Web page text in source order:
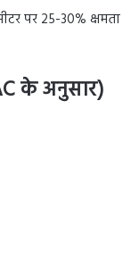
पर 25-30% क्षमता
के अनुसार)